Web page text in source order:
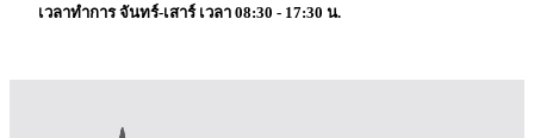
เวลาทำการ จันทร์-เสาร์ เวลา 08:30 - 17:30 น.